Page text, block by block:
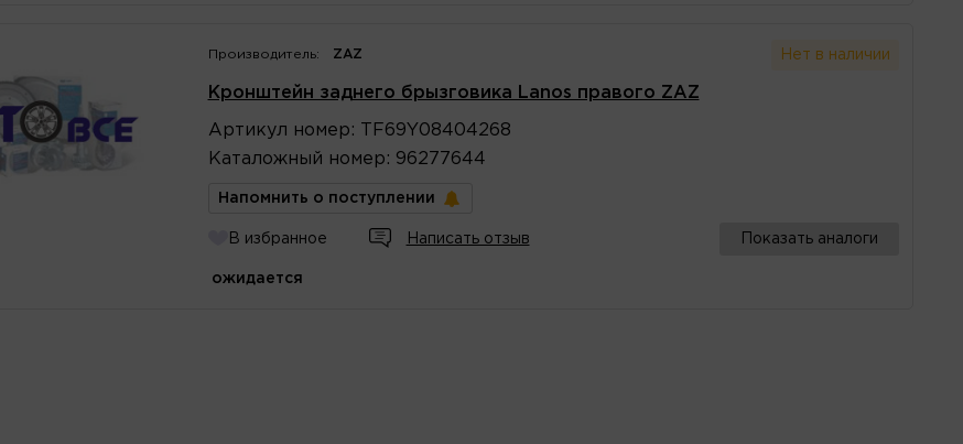
Производитель: ZAZ Нет в наличии
Кронштейн заднего брызговика Lanos правого ZAZ
Артикул номер :
TF69Y08404268
Каталожный номер : 96277644
Напомнить о поступлении
В избранное Написать отзыв Показать аналоги
ожидается